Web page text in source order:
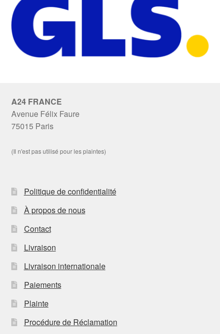
A24 FRANCE
Avenue Félix Faure
75015 Paris
(Il n'est pas utilisé pour les plaintes)
Politique de confidentialité
À propos de nous
Contact
Livraison
Livraison internationale
Paiements
Plainte
Procédure de Réclamation